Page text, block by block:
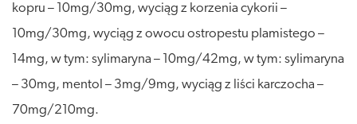
kopru – 10mg/30mg, wyciąg z korzenia cykorii –
10mg/30mg, wyciąg z owocu ostropestu plamistego –
14mg, w tym: sylimaryna – 10mg/42mg, w tym: sylimaryna
– 30mg, mentol – 3mg/9mg, wyciąg z liści karczocha –
70mg/210mg.